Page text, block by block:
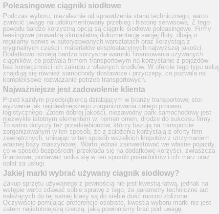
Poleasingowe ciągniki siodłowe
Podczas wyboru, niezależnie od sprawdzenia stanu technicznego, warto
zwrócić uwagę na udokumentowany przebieg i historię serwisową. Z tego
powodu bardzo korzystną opcją są ciągniki siodłowe poleasingowe. Firmy
leasingowe prowadzą skrupulatną dokumentację swojej floty, dbają o
regularny serwis w autoryzowanych warsztatach oraz korzystają z
oryginalnych części i materiałów eksploatacyjnych najwyższej jakości.
Dodatkowo istnieją bardzo korzystne warunki finansowania używanych
ciągników, co pozwala firmom transportowym na korzystanie z pojazdów
bez konieczności ich zakupu z własnych środków. W ofercie tego typu
znajdują się również samochody dostawcze i przyczepy, co pozwala na
kompleksowe rozwiązanie potrzeb transportowych.
Najważniejsze jest zadowolenie klienta
Przed każdym przedsiębiorcą działającym w branży transportowej stoi
wyzwanie jak najidealniejszego zorganizowania całego procesu
logistycznego. Zatem dobrej jakości, niezawodny park samochodowy jest
niezwykle istotnym elementem w, nomen omen, drodze do sukcesu firmy.
To samo dotyczy też przedsiębiorców, którzy bazują na transporcie
zorganizowanym w ten sposób, że z założenia korzystają z oferty firm
zewnętrznych, unikając w ten sposób wszelkich kłopotów z utrzymaniem
własnej bazy maszynowej. Warto jednak zainwestować we własne pojazdy,
co w sposób bezpośredni przekłada się na dodatkowe korzyści, zwłaszcza
finansowe, ponieważ unika się w ten sposób pośredników i ich marż oraz
opłat za usługi.
Jakiej marki wybrać używany ciągnik siodłowy?
Zakup sprzętu używanego z pewnością nie jest kwestią łatwą, jednak na
wstępie warto zdawać sobie sprawę z tego, że parametry techniczne aut
należących do tej samej klasy są do siebie dość mocno zbliżone.
Oczywiście pomijając preferencje osobiste, kwestia wyboru marki nie jest
zatem najistotniejszą rzeczą, jaką powinniśmy brać pod uwagę.